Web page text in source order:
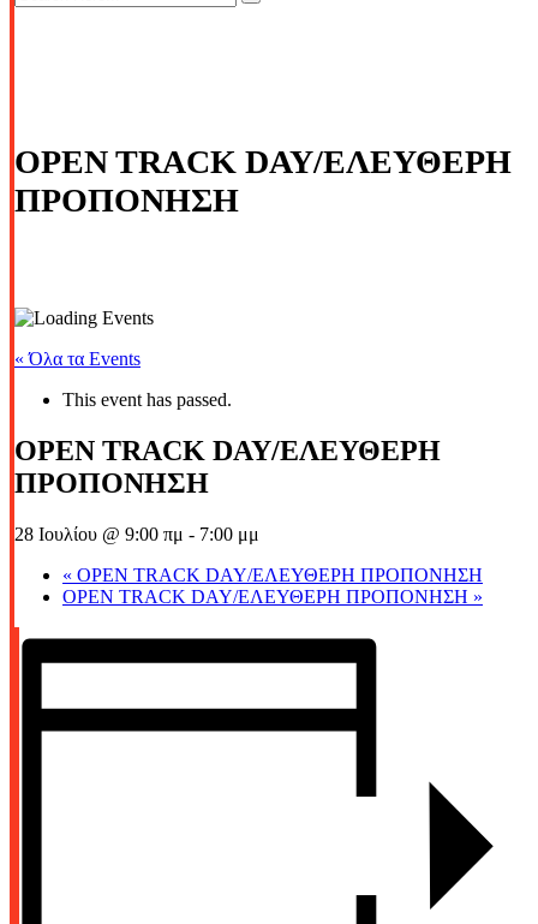
OPEN TRACK DAY/ΕΛΕΥΘΕΡΗ
ΠΡΟΠΟΝΗΣΗ
« Όλα τα Events
This event has passed.
OPEN TRACK DAY/ΕΛΕΥΘΕΡΗ
ΠΡΟΠΟΝΗΣΗ
28 Ιουλίου @ 9:00 πμ - 7:00 μμ
« OPEN TRACK DAY/ΕΛΕΥΘΕΡΗ ΠΡΟΠΟΝΗΣΗ
OPEN TRACK DAY/ΕΛΕΥΘΕΡΗ ΠΡΟΠΟΝΗΣΗ »